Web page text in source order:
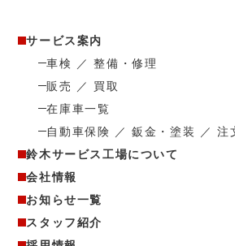
サービス案内
車検 ／ 整備・修理
販売 ／ 買取
在庫車一覧
自動車保険 ／ 鈑金・塗装 ／ 注
鈴木サービス工場について
会社情報
お知らせ一覧
スタッフ紹介